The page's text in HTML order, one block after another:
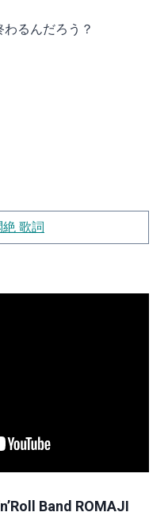
るんだろう？
歌詞
Band ROMAJI